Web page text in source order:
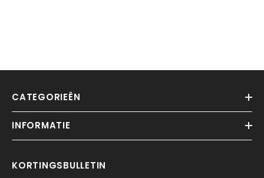
CATEGORIEËN
INFORMATIE
KORTINGSBULLETIN